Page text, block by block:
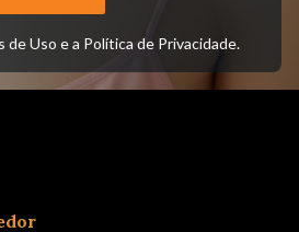
de Uso e a Política de Privacidade.